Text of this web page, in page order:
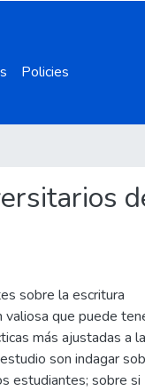
Policies
sobre la escritura
valiosa que puede
más ajustadas a
son indagar
estudiantes; sobre si